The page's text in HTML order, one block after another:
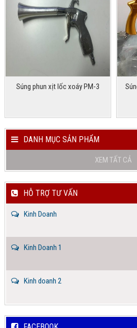
Súng phun xịt lốc xoáy PM-3
DANH MỤC SẢN PHẨM
XEM TẤT CẢ
HỖ TRỢ TƯ VẤN
Kinh Doanh
Kinh Doanh 1
Kinh doanh 2